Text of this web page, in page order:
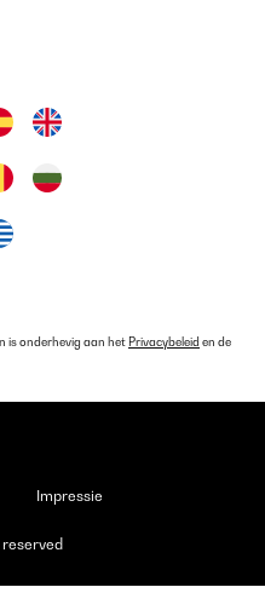
is onderhevig aan het Privacybeleid en de
Impressie